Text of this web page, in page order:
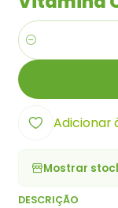
Quantidade
Adicionar
Mostrar
DESCRIÇÃO